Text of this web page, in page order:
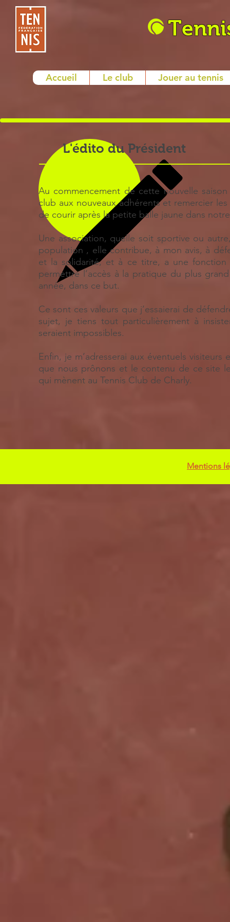
Accueil Le club Jouer au tennis
L'édito du Président
Au commencement de cette nouvelle
club aux nouveaux adhérents et remercier
de courir après la petite balle jaune dans
Une association, quelle soit sportive ou
population , elle contribue, à mon avis, à
et la solidarité, et à ce titre, a une fonction
permettre l’accès à la pratique du plus
année, dans ce but.
Ce sont ces valeurs que j’essaierai de
sujet, je tiens tout particulièrement à
seraient impossibles.
Enfin, je m’adresserai aux éventuels
que nous prônons et le contenu de ce site
qui mènent au Tennis Club de Charly.
Mentions